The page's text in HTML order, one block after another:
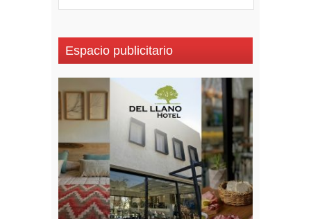
Espacio publicitario